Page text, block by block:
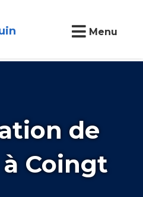
Menu
de
Coingt